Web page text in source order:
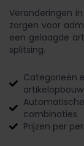
Veranderingen
zorgen voor
een gelaagde
splitsing.
Categorieën
artikelopbouw
combinaties
Prijzen per